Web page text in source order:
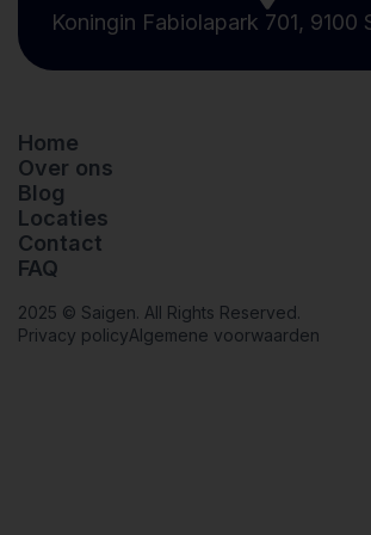
Koningin Fabiolapark 701, 9100
Home
Over ons
Blog
Locaties
Contact
FAQ
2025 © Saigen. All Rights Reserved.
Privacy policyAlgemene voorwaarden